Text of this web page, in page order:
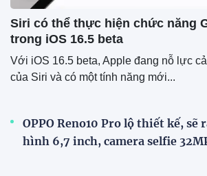
Siri có thể thực hiện chức năng
trong iOS 16.5 beta
Với iOS 16.5 beta, Apple đang nỗ lực
của Siri và có một tính năng mới...
OPPO Reno10 Pro lộ thiết kế, sẽ
hình 6,7 inch, camera selfie